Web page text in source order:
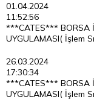
01.04.2024
11:52:56
***CATES*** BORSA
UYGULAMASI( İşlem
26.03.2024
17:30:34
***CATES*** BORSA
UYGULAMASI( İşlem